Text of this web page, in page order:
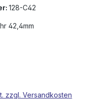
128-C42
42,4mm
zzgl. Versandkosten